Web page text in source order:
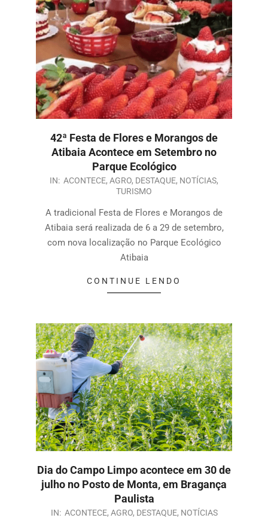
42ª Festa de Flores e Morangos de
Atibaia Acontece em Setembro no
Parque Ecológico
IN: ACONTECE, AGRO, DESTAQUE, NOTÍCIAS,
TURISMO
A tradicional Festa de Flores e Morangos de
Atibaia será realizada de 6 a 29 de setembro,
com nova localização no Parque Ecológico
Atibaia
CONTINUE LENDO
Dia do Campo Limpo acontece em 30 de
julho no Posto de Monta, em Bragança
Paulista
IN: ACONTECE, AGRO, DESTAQUE, NOTÍCIAS